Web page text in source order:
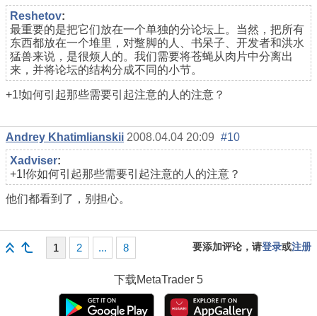
Reshetov:
最重要的是把它们放在一个单独的分论坛上。当然，把所有
东西都放在一个堆里，对蹩脚的人、书呆子、开发者和洪水
猛兽来说，是很烦人的。我们需要将苍蝇从肉片中分离出
来，并将论坛的结构分成不同的小节。
+1!如何引起那些需要引起注意的人的注意？
Andrey Khatimlianskii 2008.04.04 20:09 #10
Xadviser:
+1!你如何引起那些需要引起注意的人的注意？
他们都看到了，别担心。
1 2 ... 8 要添加评论，请登录或注册
下载MetaTrader 5